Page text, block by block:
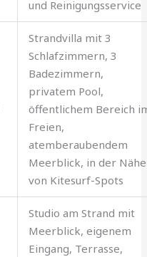
und Reinigungsservice
Strandvilla mit 3
Schlafzimmern, 3
Badezimmern,
privatem Pool,
öffentlichem Bereich
Freien,
atemberaubendem
Meerblick, in der Nähe
von Kitesurf-Spots
Studio am Strand mit
Meerblick, eigenem
Eingang, Terrasse,